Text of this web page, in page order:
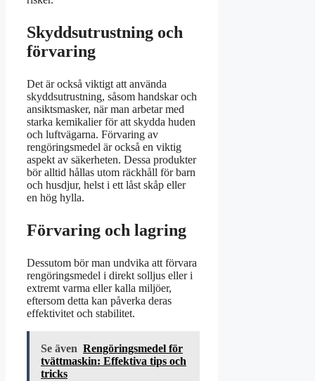
Skyddsutrustning och
förvaring
Det är också viktigt att använda
skyddsutrustning, såsom handskar och
ansiktsmasker, när man arbetar med
starka kemikalier för att skydda huden
och luftvägarna. Förvaring av
rengöringsmedel är också en viktig
aspekt av säkerheten. Dessa produkter
bör alltid hållas utom räckhåll för barn
och husdjur, helst i ett låst skåp eller
en hög hylla.
Förvaring och lagring
Dessutom bör man undvika att förvara
rengöringsmedel i direkt solljus eller i
extremt varma eller kalla miljöer,
eftersom detta kan påverka deras
effektivitet och stabilitet.
Se även Rengöringsmedel för
tvättmaskin: Effektiva tips och
tricks